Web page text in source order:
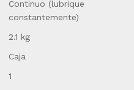
Continuo (lubrique
constantemente)
2.1 kg
Caja
1